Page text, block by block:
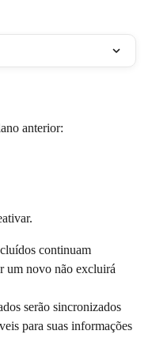
anterior:
continuam
um novo não excluirá
serão sincronizados
para suas informações